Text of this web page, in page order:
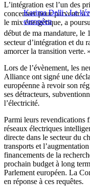
Karima Delli : Le
européen
L’intégration est l’un des
concentrer pour parvenir à
le mix énergétique, a
début de ma mandature, le 1
secteur d’intégration et du
amorcer la transition verte. »
Lors de l’évènement, les
Alliance ont signé une
européenne à revoir son
ses détracteurs,
l’électricité.
Parmi leurs revendications
réseaux électriques
directe dans le secteur du
transports et
financements de la
prochain budget à long
Parlement européen. La
en réponse à ces requêtes.